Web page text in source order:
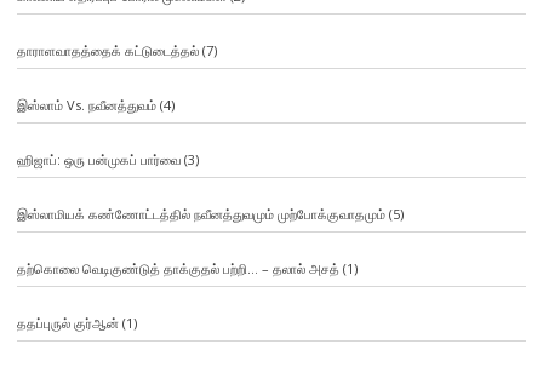
தாராளவாதத்தைக் கட்டுடைத்தல்(7)
இஸ்லாம் Vs. நவீனத்துவம்(4)
ஹிஜாப்: ஒரு பன்முகப் பார்வை(3)
இஸ்லாமியக் கண்ணோட்டத்தில் நவீனத்துவமும் முற்போக்குவாதமும்(5)
தற்கொலை வெடிகுண்டுத் தாக்குதல் பற்றி… – தலால் அசத் (1)
ததப்புருல் குர்ஆன் (1)